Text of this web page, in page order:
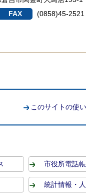
FAX (0858)45-2521
このサイトの使
市役所電話帳
統計情報・